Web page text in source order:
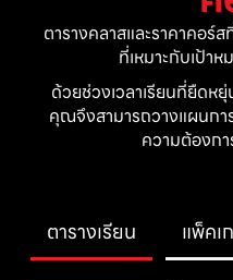
ตารางคลาสและราคาคอร์
ที่เหมาะกับเป้า
ด้วยช่วงเวลาเรียนที่ยืดหยุ่
คุณจึงสามารถวางแผนกา
ความต้องกา
ตารางเรียน แพ็คเ